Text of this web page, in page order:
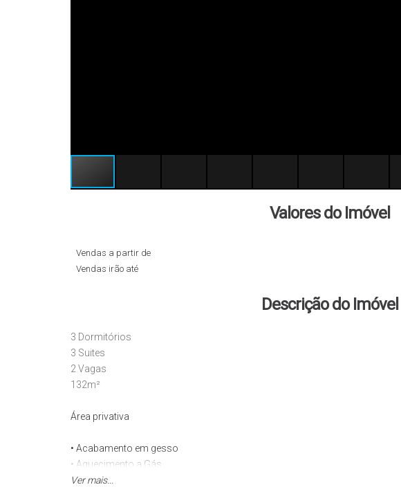
Valores do Imóvel
Vendas a partir de
Vendas irão até
Descrição do Imóvel
3 Dormitórios
3 Suites
2 Vagas
132m²
Área privativa
• Acabamento em gesso
• Aquecimento a Gás
• Ar Condicionado
Ver mais...